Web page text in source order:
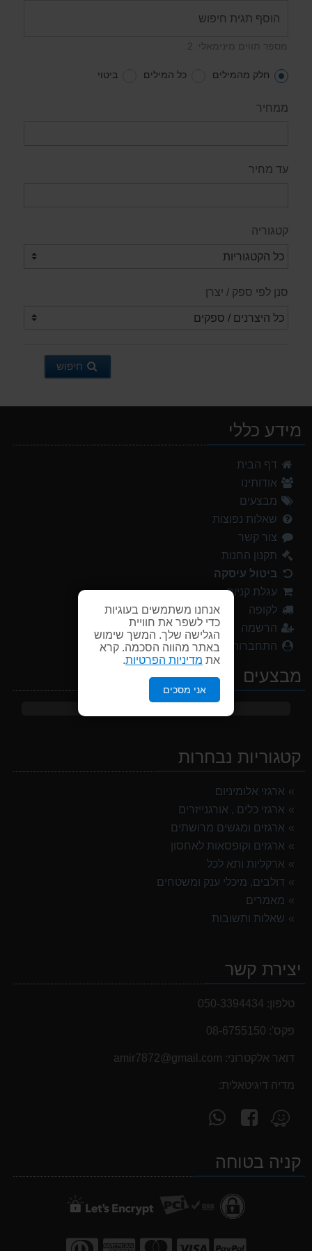
אנחנו משתמשים בעוגיות
כדי לשפר את חוויית
הגלישה שלך. המשך שימוש
באתר מהווה הסכמה. קרא
את מדיניות הפרטיות.
אני מסכים
מספר תווים מינימאלי: 2
חלק מהמילים כל המילים ביטוי
ממחיר
עד מחיר
קטגוריה
סנן לפי ספק / יצרן
חיפוש
מידע כללי
דף הבית
אודותינו
מבצעים
שאלות נפוצות
צור קשר
תקנון החנות
ביטול עיסקה
עגלת קניות
לקופה
הרשמה
התחברות
מבצעים
קטגוריות נבחרות
ארגזי אלומיניום
ארגזי כלים , אורגנייזרים
ארגזים ומגשים מרושתים
ארגזים וקופסאות לאחסון
ארקליות ותא לכל
דולבים, מיכלי ענק ומשטחים
מאמרים
שאלות ותשובות
יצירת קשר
טלפון: 050-3394434
פקס': 08-6755150
דואר אלקטרוני: ‫amir7872@gmail.com‬
מדיה דיגיטאלית:
מצא
אותנו
Waze
עקוב
אחרינו
facebookקניה בטוחה